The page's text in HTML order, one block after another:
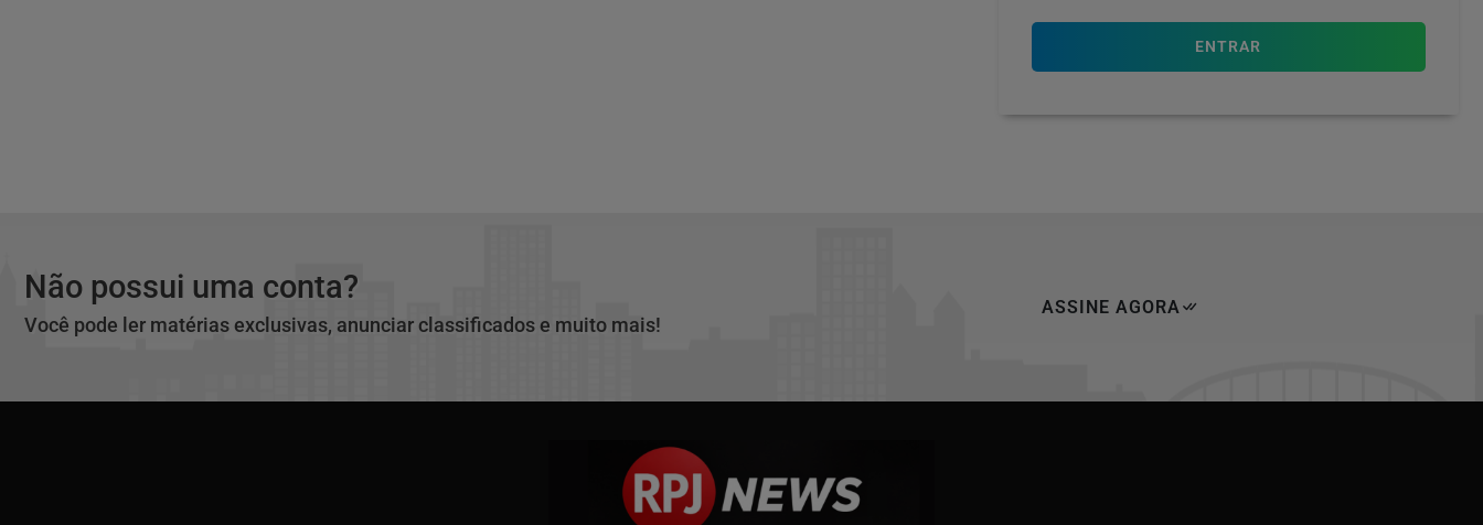
ENTRAR
Não possui uma conta?
Você pode ler matérias exclusivas, anunciar classificados e muito mais!
ASSINE AGORA